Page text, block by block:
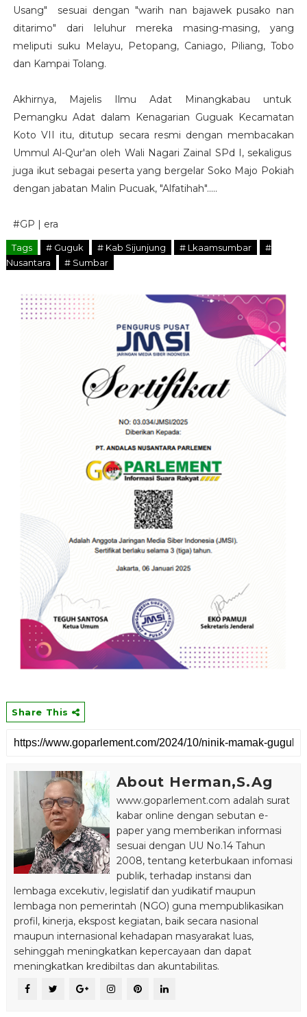
Usang" sesuai dengan "warih nan bajawek pusako nan
ditarimo" dari leluhur mereka masing-masing, yang
meliputi suku Melayu, Petopang, Caniago, Piliang, Tobo
dan Kampai Tolang.
Akhirnya, Majelis Ilmu Adat Minangkabau untuk
Pemangku Adat dalam Kenagarian Guguak Kecamatan
Koto VII itu, ditutup secara resmi dengan membacakan
Ummul Al-Qur'an oleh Wali Nagari Zainal SPd I, sekaligus
juga ikut sebagai peserta yang bergelar Soko Majo Pokiah
dengan jabatan Malin Pucuak, "Alfatihah".....
#GP | era
Tags # Guguk # Kab Sijunjung # Lkaamsumbar
#
Nusantara
# Sumbar
Share This
About Herman,S.Ag
www.goparlement.com adalah surat
kabar online dengan sebutan e-
paper yang memberikan informasi
sesuai dengan UU No.14 Tahun
2008, tentang keterbukaan infomasi
publik, terhadap instansi dan
lembaga excekutiv, legislatif dan yudikatif maupun
lembaga non pemerintah (NGO) guna mempublikasikan
profil, kinerja, ekspost kegiatan, baik secara nasional
maupun internasional kehadapan masyarakat luas,
sehinggah meningkatkan kepercayaan dan dapat
meningkatkan kredibiltas dan akuntabilitas.